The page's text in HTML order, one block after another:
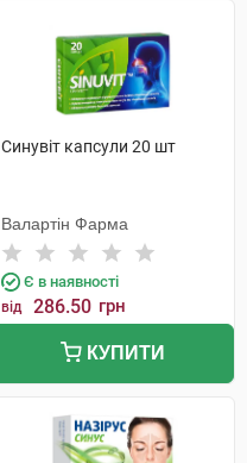
Синувіт капсули 20 шт
Валартін Фарма
Є в наявності
від 286.50 грн
КУПИТИ